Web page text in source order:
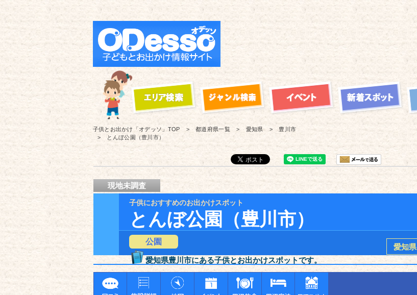
子供とお出かけ「オデッソ」 TOP 都道府県一覧 愛知県
豊川市
とんぼ公園（豊川市）
現地未調査
子供におすすめのお出かけスポット
とんぼ公園（豊川市）
公園
愛知県
愛知県豊川市にある子供とお出かけスポットです。